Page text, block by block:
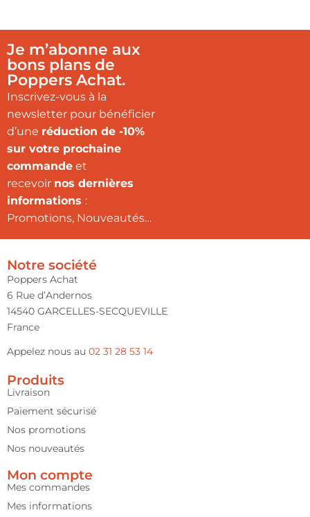
Je m’abonne aux
bons plans de
Poppers Achat.
Inscrivez-vous à la
newsletter pour bénéficier
d’une réduction de -10%
sur votre prochaine
commande et
recevoir nos dernières
informations :
Promotions, Nouveautés…
Notre société
Poppers Achat
6 Rue d’Andernos
14540 GARCELLES-SECQUEVILLE
France
Appelez nous au 02 31 28 53 14
Produits
Livraison
Paiement sécurisé
Nos promotions
Nos nouveautés
Mon compte
Mes commandes
Mes informations